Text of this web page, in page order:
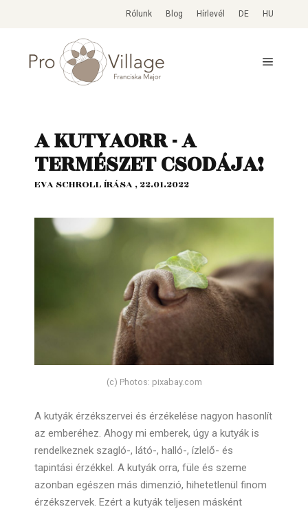
Rólunk Blog Hírlevél DE HU
A KUTYAORR - A
TERMÉSZET CSODÁJA!
EVA SCHROLL ÍRÁSA , 22.01.2022
(c) Photos: pixabay.com
A kutyák érzékszervei és érzékelése nagyon hasonlít
az emberéhez. Ahogy mi emberek, úgy a kutyák is
rendelkeznek szagló-, látó-, halló-, ízlelő- és
tapintási érzékkel. A kutyák orra, füle és szeme
azonban egészen más dimenzió, hihetetlenül finom
érzékszervek. Ezért a kutyák teljesen másként